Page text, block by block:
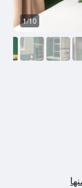
1/10